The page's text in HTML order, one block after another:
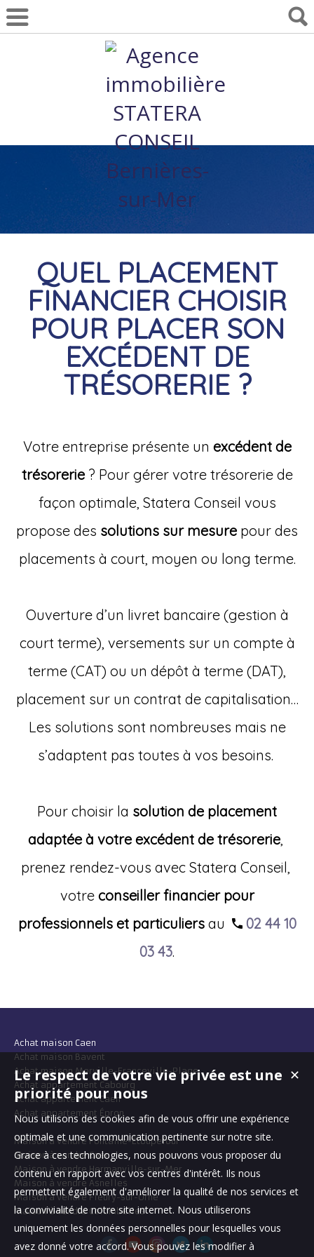
QUEL PLACEMENT
FINANCIER CHOISIR
POUR PLACER SON
EXCÉDENT DE
TRÉSORERIE ?
Votre entreprise présente un excédent de
trésorerie? Pour gérer votre trésorerie de
façon optimale, Statera Conseil vous
propose des solutions sur mesure pour des
placements à court, moyen ou long terme.
Ouverture d’un livret bancaire (gestion à
court terme), versements sur un compte à
terme (CAT) ou un dépôt à terme (DAT),
placement sur un contrat de capitalisation…
Les solutions sont nombreuses mais ne
s’adaptent pas toutes à vos besoins.
Pour choisir la solution de placement
adaptée à votre excédent de trésorerie,
prenez rendez-vous avec Statera Conseil,
votre conseiller financier pour
professionnels et particuliersau
02 44 10
03 43.
Achat maison Caen
Achat maison Bavent
Achat maison Merville-Franceville-Plage
Achat appartement Cabourg
Achat appartement Caen
Achat appartement Épron
Maison à vendre Fontaine-Étoupefour
Maison à vendre Caen
Maison à vendre Hermanville-sur-Mer
Maison à vendre Asnelles
Maison à vendre Fleury-sur-Orne
Maison à vendre Colombelles
✕
Le respect de votre vie privée est une
priorité pour nous
Nous utilisons des cookies afin de vous offrir une expérience
optimale et une communication pertinente sur notre site.
Grace à ces technologies, nous pouvons vous proposer du
contenu en rapport avec vos centres d'intérêt. Ils nous
permettent également d'améliorer la qualité de nos services et
la convivialité de notre site internet. Nous utiliserons
uniquement les données personnelles pour lesquelles vous
avez donné votre accord. Vous pouvez les modifier à